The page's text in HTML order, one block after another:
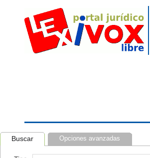
Buscar Opciones avanzadas